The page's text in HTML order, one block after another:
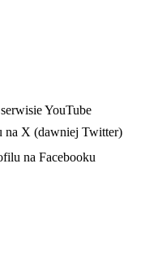
YouTube
na X (dawniej Twitter)
na Facebooku